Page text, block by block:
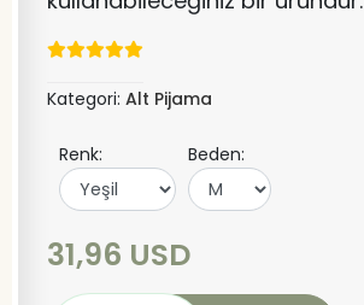
Kategori: Alt Pijama
Renk: Beden:
31,96 USD